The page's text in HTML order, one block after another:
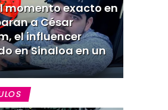
momento exacto en
a César
el influencer
en Sinaloa en un